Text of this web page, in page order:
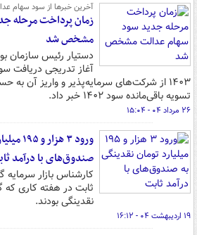
آخرین خبرها از سود سهام
زمان پرداخت مرحله
مشخص شد
دستیار رئیس سازمان
آغاز تدریجی دریافت
۱۴۰۳ از شرکت‌های سرمایه‌پذیر و واریز آن
تسویه باقی‌مانده سود ۱۴۰۲ خبر داد.
۲۶ مرداد ۰۴ - ۱۵:۰۴
ورود ۳
صندوق‌های با درآمد
کارشناس بازار
ثابت در هفته کاری
نقدینگی بودند.
۱۹ اردیبهشت ۰۴ - ۱۶:۱۲